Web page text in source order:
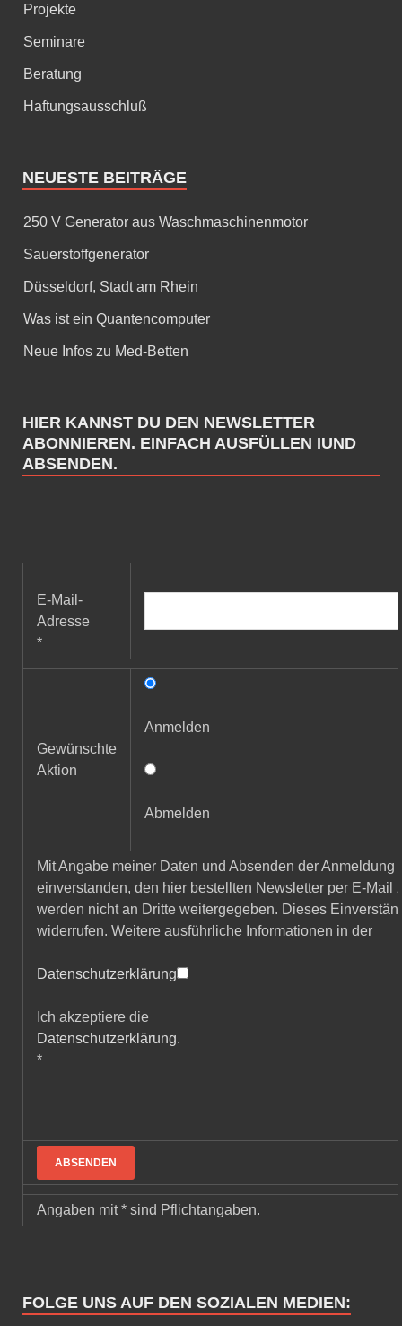
Projekte
Seminare
Beratung
Haftungsausschluß
NEUESTE BEITRÄGE
250 V Generator aus Waschmaschinenmotor
Sauerstoffgenerator
Düsseldorf, Stadt am Rhein
Was ist ein Quantencomputer
Neue Infos zu Med-Betten
HIER KANNST DU DEN NEWSLETTER
ABONNIEREN. EINFACH AUSFÜLLEN IUND
ABSENDEN.
E-Mail-
Adresse
*
Gewünschte
Aktion
Anmelden
Abmelden
Mit Angabe meiner Daten und Absenden der Anmeldung
einverstanden, den hier bestellten Newsletter per E-Mail
werden nicht an Dritte weitergegeben. Dieses
widerrufen. Weitere ausführliche Informationen in der
Datenschutzerklärung
Ich akzeptiere die
Datenschutzerklärung.
*
Angaben mit * sind Pflichtangaben.
FOLGE UNS AUF DEN SOZIALEN MEDIEN: